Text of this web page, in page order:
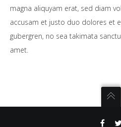
magna aliquyam erat, sed diam
accusam et justo duo dolores et
gubergren, no sea takimata
amet.